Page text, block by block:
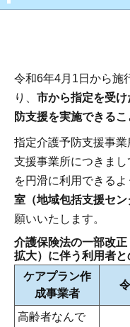
令和6年4月1日から施
り、 市から指定を受
防支援を実施できるこ
指定介護予防支援事
支援事業所につきま
を円滑に利用できるよ
室（地域包括支援セ
願いいたします。
介護保険法の一部改
拡大）に伴う利用者
ケアプラン作
成事業者
高齢者なんで